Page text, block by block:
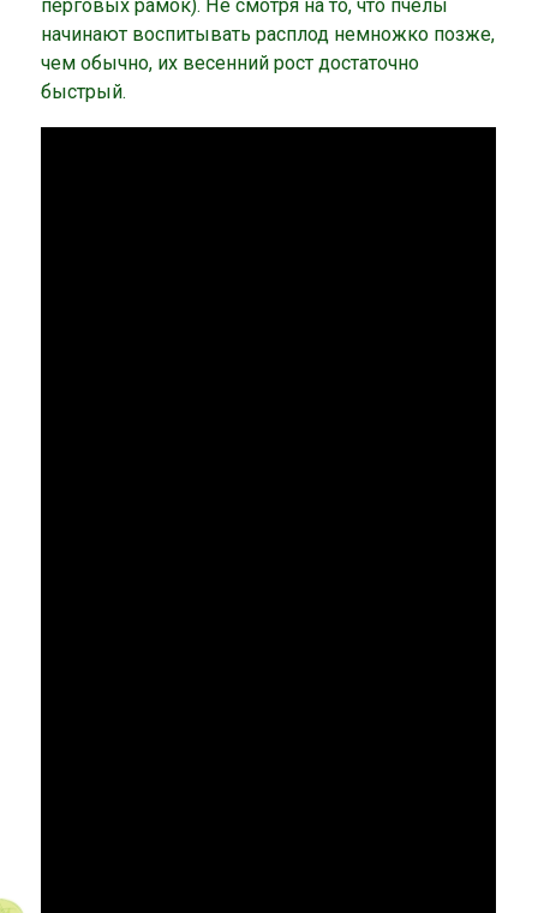
перговых рамок). Не смотря на то, что пчелы
начинают воспитывать расплод немножко позже,
чем обычно, их весенний рост достаточно
быстрый.